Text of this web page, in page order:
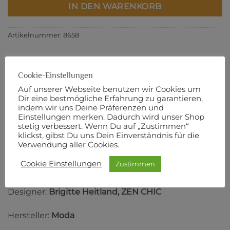
IN DEN WARENKORB
Artikelnummer: 8658
BESCHREIBUNG
ZUSÄTZLICHE INFORMATIONEN
PRODUKTSICHERHEIT
110 cm Breite
100% Baumwolle
Designer: Brigitte Heitland, ZEN CHIC
Hersteller: Moda
Cookie-Einstellungen
Auf unserer Webseite benutzen wir Cookies um
Dir eine bestmögliche Erfahrung zu garantieren,
indem wir uns Deine Präferenzen und
Einstellungen merken. Dadurch wird unser Shop
stetig verbessert. Wenn Du auf „Zustimmen“
klickst, gibst Du uns Dein Einverständnis für die
Verwendung aller Cookies.
Cookie Einstellungen Zustimmen